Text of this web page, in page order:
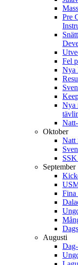
Pre
Fel
Nya
Nya
Oktober
Natt
September
Fina
Augusti